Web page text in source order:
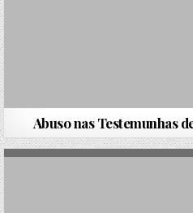
Abuso nas Testemunhas